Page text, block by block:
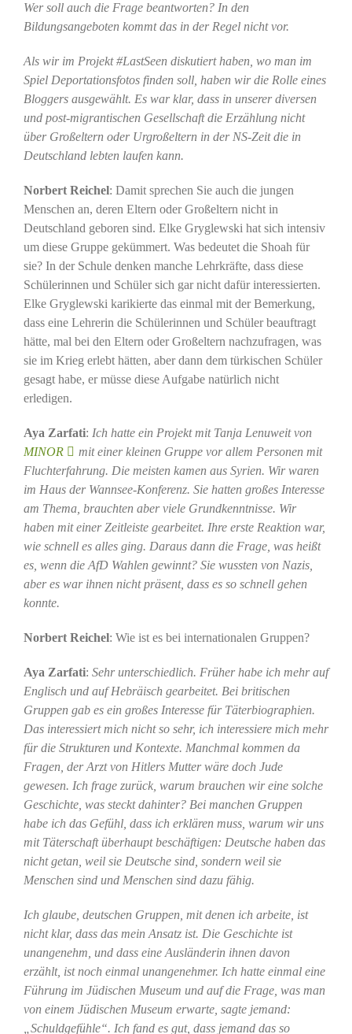
Wer soll auch die Frage beantworten? In den
Bildungsangeboten kommt das in der Regel nicht vor.
Als wir im Projekt #LastSeen diskutiert haben, wo man im
Spiel Deportationsfotos finden soll, haben wir die Rolle eines
Bloggers ausgewählt. Es war klar, dass in unserer diversen
und post-migrantischen Gesellschaft die Erzählung nicht
über Großeltern oder Urgroßeltern in der NS-Zeit die in
Deutschland lebten laufen kann.
Norbert Reichel: Damit sprechen Sie auch die jungen
Menschen an, deren Eltern oder Großeltern nicht in
Deutschland geboren sind. Elke Gryglewski hat sich intensiv
um diese Gruppe gekümmert. Was bedeutet die Shoah für
sie? In der Schule denken manche Lehrkräfte, dass diese
Schülerinnen und Schüler sich gar nicht dafür interessierten.
Elke Gryglewski karikierte das einmal mit der Bemerkung,
dass eine Lehrerin die Schülerinnen und Schüler beauftragt
hätte, mal bei den Eltern oder Großeltern nachzufragen, was
sie im Krieg erlebt hätten, aber dann dem türkischen Schüler
gesagt habe, er müsse diese Aufgabe natürlich nicht
erledigen.
Aya Zarfati: Ich hatte ein Projekt mit Tanja Lenuweit von
MINOR
mit einer kleinen Gruppe vor allem Personen mit
Fluchterfahrung. Die meisten kamen aus Syrien. Wir waren
im Haus der Wannsee-Konferenz. Sie hatten großes Interesse
am Thema, brauchten aber viele Grundkenntnisse. Wir
haben mit einer Zeitleiste gearbeitet. Ihre erste Reaktion war,
wie schnell es alles ging. Daraus dann die Frage, was heißt
es, wenn die AfD Wahlen gewinnt? Sie wussten von Nazis,
aber es war ihnen nicht präsent, dass es so schnell gehen
konnte.
Norbert Reichel: Wie ist es bei internationalen Gruppen?
Aya Zarfati: Sehr unterschiedlich. Früher habe ich mehr auf
Englisch und auf Hebräisch gearbeitet. Bei britischen
Gruppen gab es ein großes Interesse für Täterbiographien.
Das interessiert mich nicht so sehr, ich interessiere mich mehr
für die Strukturen und Kontexte. Manchmal kommen da
Fragen, der Arzt von Hitlers Mutter wäre doch Jude
gewesen. Ich frage zurück, warum brauchen wir eine solche
Geschichte, was steckt dahinter? Bei manchen Gruppen
habe ich das Gefühl, dass ich erklären muss, warum wir uns
mit Täterschaft überhaupt beschäftigen: Deutsche haben das
nicht getan, weil sie Deutsche sind, sondern weil sie
Menschen sind und Menschen sind dazu fähig.
Ich glaube, deutschen Gruppen, mit denen ich arbeite, ist
nicht klar, dass das mein Ansatz ist. Die Geschichte ist
unangenehm, und dass eine Ausländerin ihnen davon
erzählt, ist noch einmal unangenehmer. Ich hatte einmal eine
Führung im Jüdischen Museum und auf die Frage, was man
von einem Jüdischen Museum erwarte, sagte jemand:
„Schuldgefühle“. Ich fand es gut, dass jemand das so